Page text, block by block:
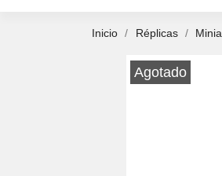
Inicio Réplicas
Agotado